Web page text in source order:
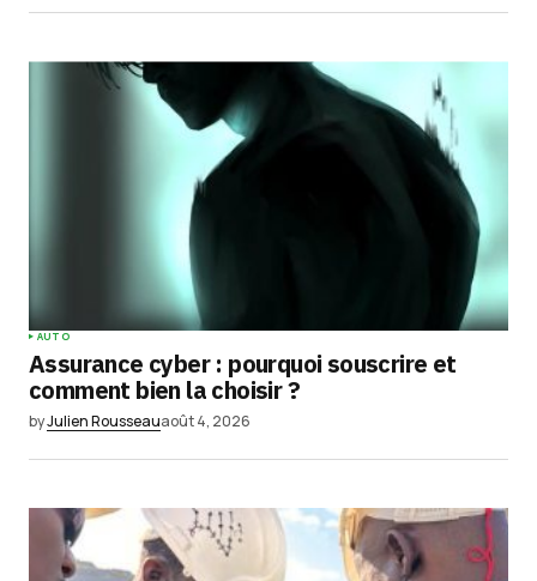
AUTO
Assurance cyber : pourquoi souscrire et
comment bien la choisir ?
byJulien Rousseauaoût 4, 2026